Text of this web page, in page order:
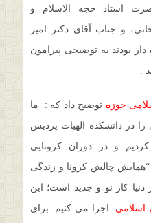
استاد حجه الاسلام و
و جناب آقای دکتر امیر
بودند به توضیحی پبرامون
.
حوزه توضیح داد که : ما
در دانشکده الهیات پردیس
و در دوران کرونایی
“همایش چالش کرونا و زندگی
دنیا کار نو و جدید است؛ این
اسلامی اجرا می کنیم برای